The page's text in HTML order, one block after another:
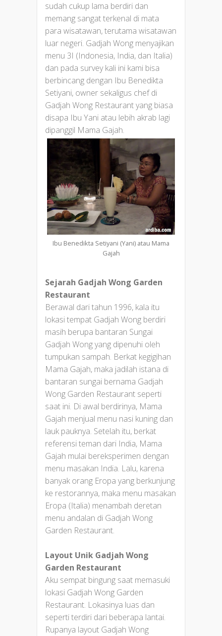
sudah cukup lama berdiri dan
memang sangat terkenal di mata
para wisatawan, terutama wisatawan
luar negeri. Gadjah Wong menyajikan
menu 3I (Indonesia, India, dan Italia)
dan pada survey kali ini kami bisa
berbincang dengan Ibu Benedikta
Setiyani, owner sekaligus chef di
Gadjah Wong Restaurant yang biasa
disapa Ibu Yani atau lebih akrab lagi
dipanggil Mama Gajah.
Ibu Benedikta Setiyani (Yani) atau Mama
Gajah
Sejarah Gadjah Wong Garden
Restaurant
Berawal dari tahun 1996, kala itu
lokasi tempat Gadjah Wong berdiri
masih berupa bantaran Sungai
Gadjah Wong yang dipenuhi oleh
tumpukan sampah. Berkat kegigihan
Mama Gajah, maka jadilah istana di
bantaran sungai bernama Gadjah
Wong Garden Restaurant seperti
saat ini. Di awal berdirinya, Mama
Gajah menjual menu nasi kuning dan
lauk pauknya. Setelah itu, berkat
referensi teman dari India, Mama
Gajah mulai bereksperimen dengan
menu masakan India. Lalu, karena
banyak orang Eropa yang berkunjung
ke restorannya, maka menu masakan
Eropa (Italia) menambah deretan
menu andalan di Gadjah Wong
Garden Restaurant.
Layout Unik Gadjah Wong
Garden Restaurant
Aku sempat bingung saat memasuki
lokasi Gadjah Wong Garden
Restaurant. Lokasinya luas dan
seperti terdiri dari beberapa lantai.
Rupanya layout Gadjah Wong